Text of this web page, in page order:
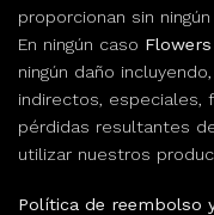
proporcionan sin
En ningún caso
ningún daño
indirectos,
pérdidas resultantes
utilizar nuestros
Política de reembolso